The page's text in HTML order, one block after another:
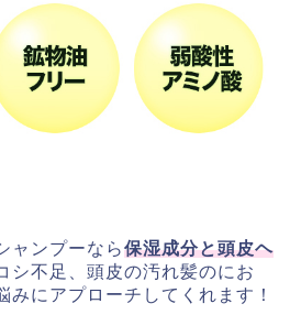
ャンプーなら保湿成分と頭皮ヘ
シ不足、頭皮の汚れ髪のにお
みにアプローチしてくれます！